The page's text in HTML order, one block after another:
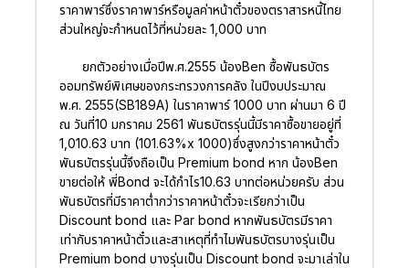
ราคาพาร์ซึ่งราคาพาร์หรือมูลค่าหน้าตั๋วของตราสารหนี้ไทย
ส่วนใหญ่จะกำหนดไว้ที่หน่วยละ 1,000 บาท
ยกตัวอย่างเมื่อปีพ.ศ.2555 น้องBen ซื้อพันธบัตร
ออมทรัพย์พิเศษของกระทรวงการคลัง ในปีงบประมาณ
พ.ศ. 2555(SB189A) ในราคาพาร์ 1000 บาท ผ่านมา 6 ปี
ณ วันที่10 มกราคม 2561 พันธบัตรรุ่นนี้มีราคาซื้อขายอยู่ที่
1,010.63 บาท (101.63%x 1000)ซึ่งสูงกว่าราคาหน้าตั๋ว
พันธบัตรรุ่นนี้จึงถือเป็น Premium bond หาก น้องBen
ขายต่อให้ พี่Bond จะได้กำไร10.63 บาทต่อหน่วยครับ ส่วน
พันธบัตรที่มีราคาต่ำกว่าราคาหน้าตั๋วจะเรียกว่าเป็น
Discount bond และ Par bond หากพันธบัตรมีราคา
เท่ากับราคาหน้าตั๋วและสาเหตุที่ทำไมพันธบัตรบางรุ่นเป็น
Premium bond บางรุ่นเป็น Discount bond จะมาเล่าใน